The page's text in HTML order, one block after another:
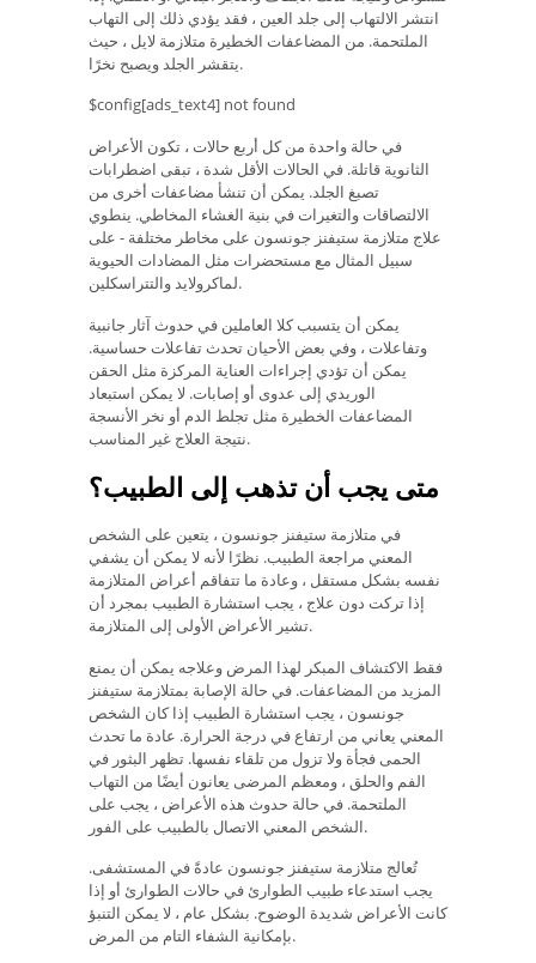
انتشر الالتهاب إلى جلد العين ، فقد يؤدي ذلك إلى التهاب
الملتحمة. من المضاعفات الخطيرة متلازمة لايل ، حيث
يتقشر الجلد ويصبح نخرًا.
$config[ads_text4] not found
في حالة واحدة من كل أربع حالات ، تكون الأعراض
الثانوية قاتلة. في الحالات الأقل شدة ، تبقى اضطرابات
تصبغ الجلد. يمكن أن تنشأ مضاعفات أخرى من
الالتصاقات والتغيرات في بنية الغشاء المخاطي. ينطوي
علاج متلازمة ستيفنز جونسون على مخاطر مختلفة - على
سبيل المثال مع مستحضرات مثل المضادات الحيوية
لماكرولايد والتتراسكلين.
يمكن أن يتسبب كلا العاملين في حدوث آثار جانبية
وتفاعلات ، وفي بعض الأحيان تحدث تفاعلات حساسية.
يمكن أن تؤدي إجراءات العناية المركزة مثل الحقن
الوريدي إلى عدوى أو إصابات. لا يمكن استبعاد
المضاعفات الخطيرة مثل تجلط الدم أو نخر الأنسجة
نتيجة العلاج غير المناسب.
متى يجب أن تذهب إلى الطبيب؟
في متلازمة ستيفنز جونسون ، يتعين على الشخص
المعني مراجعة الطبيب. نظرًا لأنه لا يمكن أن يشفي
نفسه بشكل مستقل ، وعادة ما تتفاقم أعراض المتلازمة
إذا تركت دون علاج ، يجب استشارة الطبيب بمجرد أن
تشير الأعراض الأولى إلى المتلازمة.
فقط الاكتشاف المبكر لهذا المرض وعلاجه يمكن أن يمنع
المزيد من المضاعفات. في حالة الإصابة بمتلازمة ستيفنز
جونسون ، يجب استشارة الطبيب إذا كان الشخص
المعني يعاني من ارتفاع في درجة الحرارة. عادة ما تحدث
الحمى فجأة ولا تزول من تلقاء نفسها. تظهر البثور في
الفم والحلق ، ومعظم المرضى يعانون أيضًا من التهاب
الملتحمة. في حالة حدوث هذه الأعراض ، يجب على
الشخص المعني الاتصال بالطبيب على الفور.
تُعالج متلازمة ستيفنز جونسون عادةً في المستشفى.
يجب استدعاء طبيب الطوارئ في حالات الطوارئ أو إذا
كانت الأعراض شديدة الوضوح. بشكل عام ، لا يمكن التنبؤ
بإمكانية الشفاء التام من المرض.